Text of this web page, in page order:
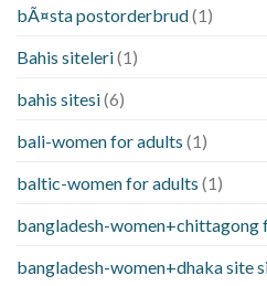
bÃ¤sta postorderbrud(1)
Bahis siteleri(1)
bahis sitesi(6)
bali-women for adults (1)
baltic-women for adults (1)
bangladesh-women+chittagong
bangladesh-women+dhaka site